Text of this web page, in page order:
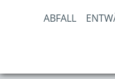
ABFALL